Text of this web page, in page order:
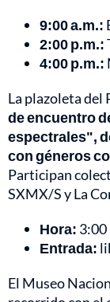
9:00 a.m.:
2:00 p.m.:
4:00 p.m.:
La plazoleta del
de encuentro
espectrales",
con géneros
Participan
SXMX/S y La
Hora: 3:00
Entrada:
El Museo